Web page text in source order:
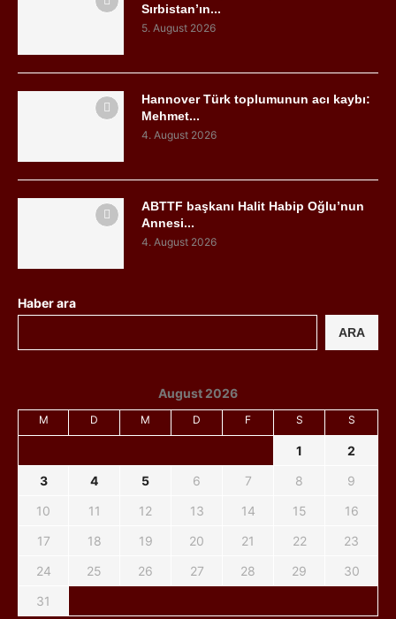
Sırbistan’ın...
5. August 2026
Hannover Türk toplumunun acı kaybı:
Mehmet...
4. August 2026
ABTTF başkanı Halit Habip Oğlu’nun
Annesi...
4. August 2026
Haber ara
ARA
August 2026
M D M D F S S
1
2
3
4 5 6 7 8
9
10
11 12 13 14 15
16
17
18 19 20 21 22
23
24
25 26 27 28 29
30
31